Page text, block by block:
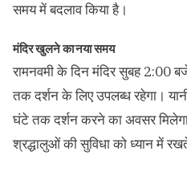
समय में बदलाव किया है।
मंदिर खुलने का नया समय
रामनवमी के दिन मंदिर सुबह 2:00
तक दर्शन के लिए उपलब्ध रहेगा।
घंटे तक दर्शन करने का अवसर
श्रद्धालुओं की सुविधा को ध्यान में